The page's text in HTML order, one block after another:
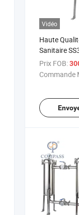
Vidéo
Haute
Sanitaire
Inoxydable
Entrée
Prix FOB:
Commande